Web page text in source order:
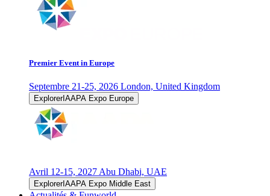
Premier Event in Europe
Septembre 21-25, 2026 London, United Kingdom
ExplorerIAAPA Expo Europe
Avril 12-15, 2027 Abu Dhabi, UAE
ExplorerIAAPA Expo Middle East